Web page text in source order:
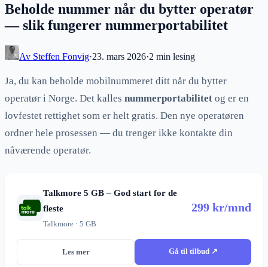
Beholde nummer når du bytter operatør
— slik fungerer nummerportabilitet
Av Steffen Fonvig·23. mars 2026·2 min lesing
Ja, du kan beholde mobilnummeret ditt når du bytter
operatør i Norge. Det kalles nummerportabilitet og er en
lovfestet rettighet som er helt gratis. Den nye operatøren
ordner hele prosessen — du trenger ikke kontakte din
nåværende operatør.
Talkmore 5 GB – God start for de
fleste
Talkmore · 5 GB
299 kr/mnd
Les mer Gå til tilbud ↗